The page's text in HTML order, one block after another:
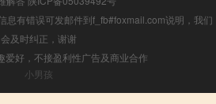
息有错误可发邮件到f_fb#foxmail.com说明，我们
会及时纠正，谢谢
爱好，不接盈利性广告及商业合作
小男孩